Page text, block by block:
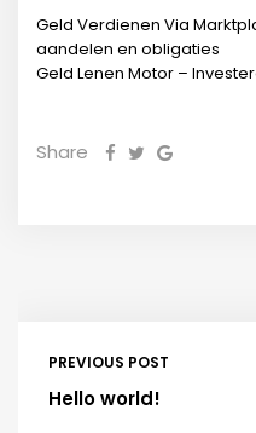
Geld Verdienen Via
aandelen en obligaties
Geld Lenen Motor –
Share
PREVIOUS POST
Hello world!